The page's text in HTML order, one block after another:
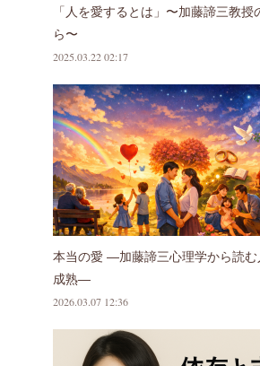
「人を愛するとは」〜加藤諦三教授
ら〜
2025.03.22 02:17
本当の愛 ―加藤諦三心理学から読
成熟―
2026.03.07 12:36